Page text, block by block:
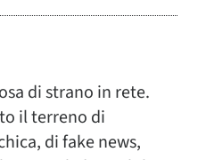
di strano in rete.
il terreno di
di fake news,